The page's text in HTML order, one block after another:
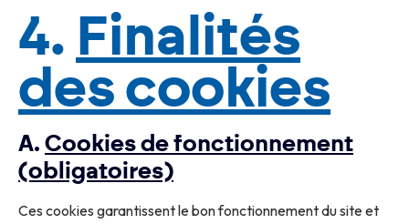
4. Finalités
des cookies
A. Cookies de fonctionnement
(obligatoires)
Ces cookies garantissent le bon fonctionnement du site et